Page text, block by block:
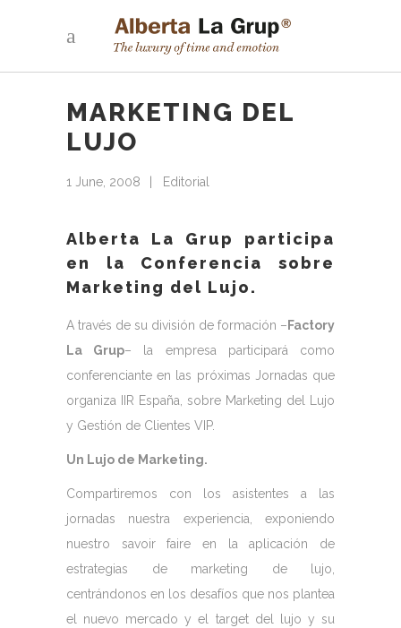
MARKETING DEL
LUJO
1 June, 2008 Editorial
Alberta La Grup participa
en la Conferencia sobre
Marketing del Lujo.
A través de su división de formación – Factory
La Grup– la empresa participará como
conferenciante en las próximas Jornadas que
organiza IIR España, sobre Marketing del Lujo
y Gestión de Clientes VIP.
Un Lujo de Marketing.
Compartiremos con los asistentes a las
jornadas nuestra experiencia, exponiendo
nuestro savoir faire en la aplicación de
estrategias de marketing de lujo,
centrándonos en los desafíos que nos plantea
el nuevo mercado y el target del lujo y su